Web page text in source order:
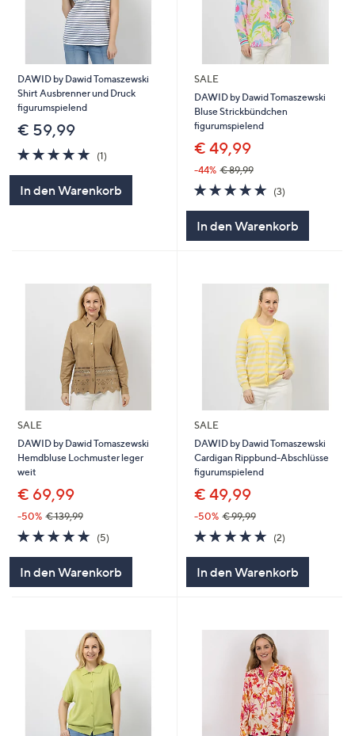
DAWID by Dawid Tomaszewski
Shirt Ausbrenner und Druck
figurumspielend
€ 59,99
5.0
von
5
(1)
In den Warenkorb
SALE
DAWID by Dawid Tomaszewski
Bluse Strickbündchen
figurumspielend
€ 49,99
-44% € 89,99
5.0
von
(3)3
In den Warenkorb
SALE
DAWID by Dawid Tomaszewski
Hemdbluse Lochmuster leger
weit
€ 69,99
-50% € 139,99
5.0
von
5
(5)
In den Warenkorb
SALE
DAWID by Dawid Tomaszewski
Cardigan Rippbund-Abschlüsse
figurumspielend
€ 49,99
-50% € 99,99
5.0
von
(2)2
In den Warenkorb